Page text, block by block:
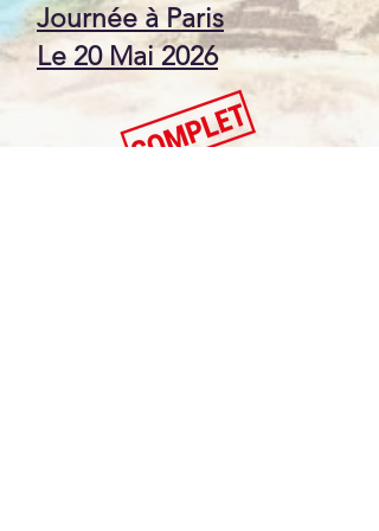
Journée à Paris
Le 20 Mai 2026